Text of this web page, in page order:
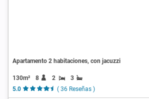
Apartamento 2 habitaciones, con jacuzzi
130m² 8 2
3
5.0
( 36 Reseñas )